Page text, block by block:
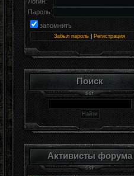
Пароль:
запомнить
Забыл пароль Регистрация
Поиск
Активисты форума